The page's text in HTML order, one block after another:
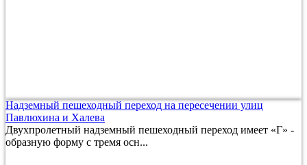
Надземный пешеходный переход на пересечении улиц
Павлюхина и Халева
Двухпролетный надземный пешеходный переход имеет «Г» -
образную форму с тремя осн...